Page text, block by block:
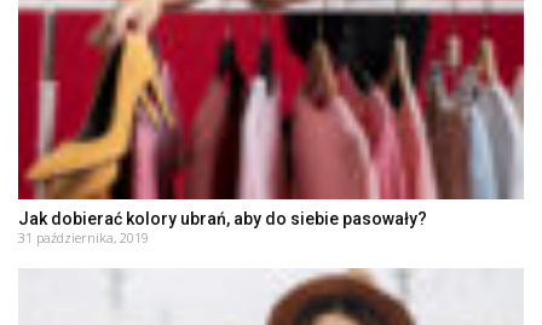
Jak dobierać kolory ubrań, aby do siebie pasowały?
31 października, 2019